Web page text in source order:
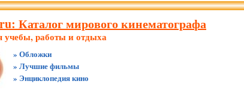
Каталог мирового кинематографа
учебы, работы и отдыха
» Обложки
» Лучшие фильмы
» Энциклопедия кино